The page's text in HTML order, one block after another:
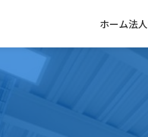
ホーム法